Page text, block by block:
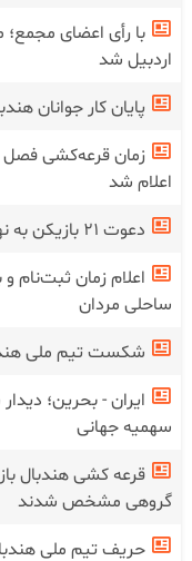
با رأی اعضای
اردبیل شد
پایان کار جوانان
زمان قرعه‌کشی فصل
اعلام شد
دعوت ۲۱ بازیکن به نهمین اردوی تیم ملی هندبال نوجوانان
اعلام زمان ثبت‌نام
ساحلی مردان
شکست تیم ملی
ایران - بحرین؛
سهمیه جهانی
قرعه کشی هندبال
گروهی مشخص شدند
حریف تیم ملی